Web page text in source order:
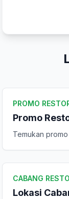
PROMO
Promo
Temukan
CABANG
Lokasi